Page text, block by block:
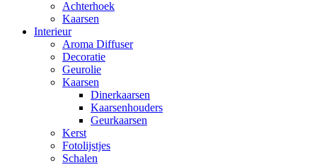
Achterhoek
Kaarsen
Interieur
Aroma Diffuser
Decoratie
Geurolie
Kaarsen
Dinerkaarsen
Kaarsenhouders
Geurkaarsen
Kerst
Fotolijstjes
Schalen